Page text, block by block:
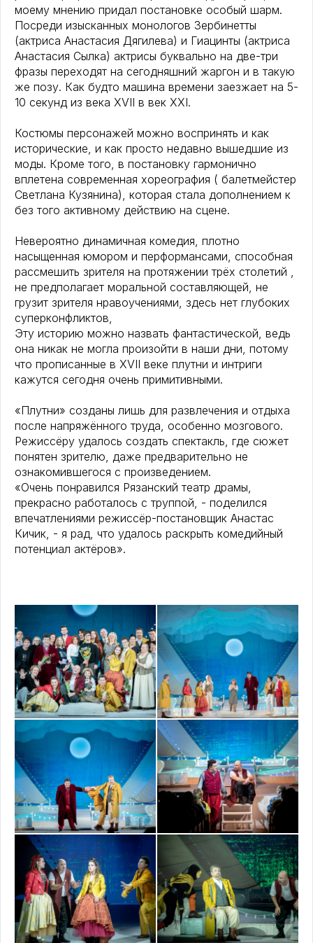
моему мнению придал постановке особый шарм.
Посреди изысканных монологов Зербинетты
(актриса Анастасия Дягилева) и Гиацинты (актриса
Анастасия Сылка) актрисы буквально на две-три
фразы переходят на сегодняшний жаргон и в такую
же позу. Как будто машина времени заезжает на 5-
10 секунд из века XVII в век XXI.
Костюмы персонажей можно воспринять и как
исторические, и как просто недавно вышедшие из
моды. Кроме того, в постановку гармонично
вплетена современная хореография ( балетмейстер
Светлана Кузянина), которая стала дополнением к
без того активному действию на сцене.
Невероятно динамичная комедия, плотно
насыщенная юмором и перформансами, способная
рассмешить зрителя на протяжении трёх столетий ,
не предполагает моральной составляющей, не
грузит зрителя нравоучениями, здесь нет глубоких
суперконфликтов,
Эту историю можно назвать фантастической, ведь
она никак не могла произойти в наши дни, потому
что прописанные в XVII веке плутни и интриги
кажутся сегодня очень примитивными.
«Плутни» созданы лишь для развлечения и отдыха
после напряжённого труда, особенно мозгового.
Режиссёру удалось создать спектакль, где сюжет
понятен зрителю, даже предварительно не
ознакомившегося с произведением.
«Очень понравился Рязанский театр драмы,
прекрасно работалось с труппой, - поделился
впечатлениями режиссёр-постановщик Анастас
Кичик, - я рад, что удалось раскрыть комедийный
потенциал актёров».